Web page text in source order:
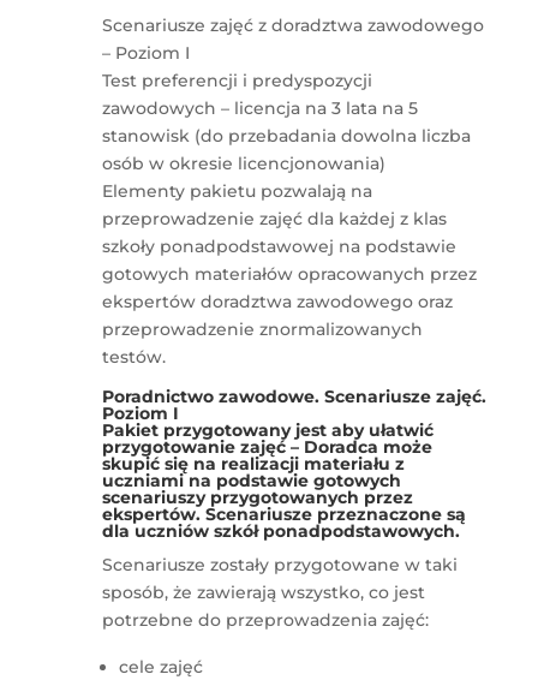
Scenariusze zajęć z doradztwa zawodowego
– Poziom I
Test preferencji i predyspozycji
zawodowych – licencja na 3 lata na 5
stanowisk (do przebadania dowolna liczba
osób w okresie licencjonowania)
Elementy pakietu pozwalają na
przeprowadzenie zajęć dla każdej z klas
szkoły ponadpodstawowej na podstawie
gotowych materiałów opracowanych przez
ekspertów doradztwa zawodowego oraz
przeprowadzenie znormalizowanych
testów.
Poradnictwo zawodowe. Scenariusze zajęć.
Poziom I
Pakiet przygotowany jest aby ułatwić
przygotowanie zajęć – Doradca może
skupić się na realizacji materiału z
uczniami na podstawie gotowych
scenariuszy przygotowanych przez
ekspertów. Scenariusze przeznaczone są
dla uczniów szkół ponadpodstawowych.
Scenariusze zostały przygotowane w taki
sposób, że zawierają wszystko, co jest
potrzebne do przeprowadzenia zajęć:
cele zajęć